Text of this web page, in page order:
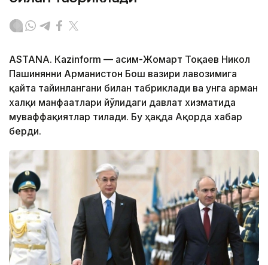
ASTANА. Кazinform — Қасим-Жомарт Тоқаев Никол
Пашинянни Арманистон Бош вазири лавозимига
қайта тайинлангани билан табриклади ва унга арман
халқи манфаатлари йўлидаги давлат хизматида
муваффақиятлар тилади. Бу ҳақда Ақорда хабар
берди.